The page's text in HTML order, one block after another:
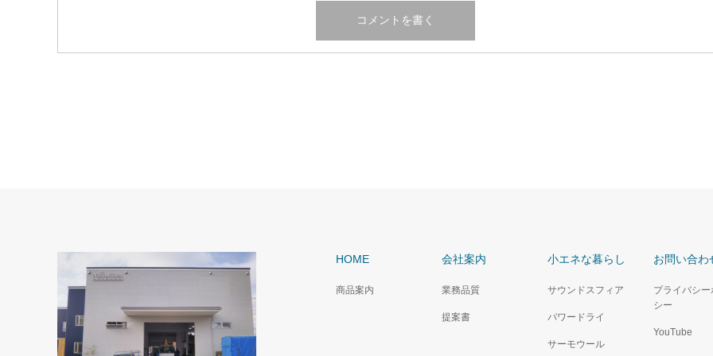
HOME
商品案内
会社案内
業務品質
提案書
小エネな暮らし
サウンドスフィア
パワードライ
サーモウール
お問い合わ
プライバシー
シー
YouTube